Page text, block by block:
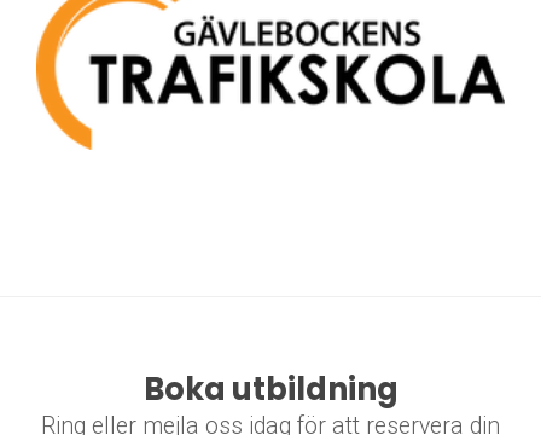
Boka utbildning
Ring eller mejla oss idag för att reservera din